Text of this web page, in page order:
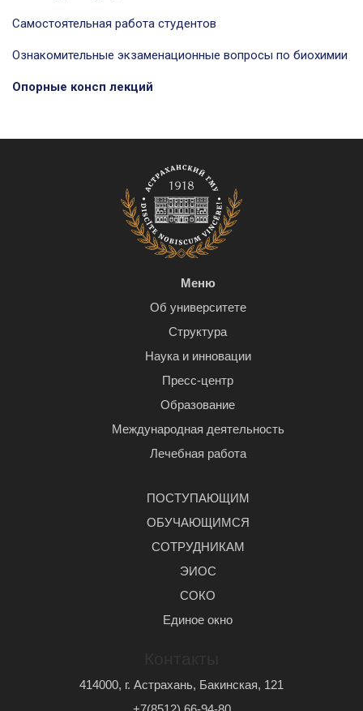
Самостоятельная работа студентов
Ознакомительные экзаменационные вопросы по биохимии
Опорные консп лекций
Меню
Об университете
Структура
Наука и инновации
Пресс-центр
Образование
Международная деятельность
Лечебная работа
ПОСТУПАЮЩИМ
ОБУЧАЮЩИМСЯ
СОТРУДНИКАМ
ЭИОС
СОКО
Единое окно
414000, г. Астрахань, Бакинская, 121